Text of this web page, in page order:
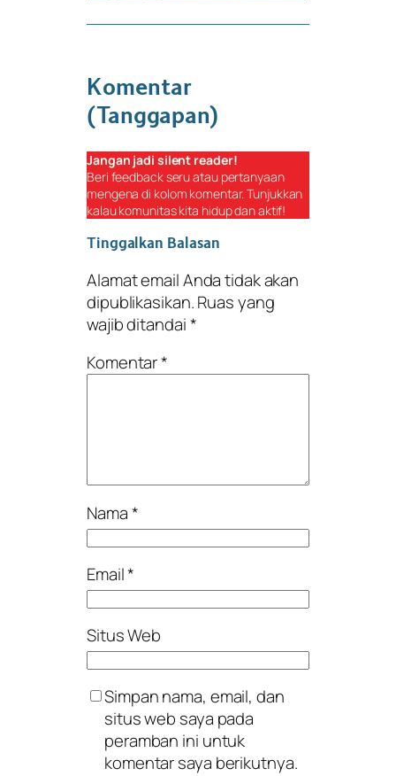
Komentar
(Tanggapan)
Jangan jadi silent reader!
Beri feedbackseru atau pertanyaan
mengena di kolom komentar. Tunjukkan
kalau komunitas kita hidup dan aktif!
Tinggalkan Balasan
Alamat email Anda tidak akan
dipublikasikan.Ruas yang
wajib ditandai*
Komentar*
Nama*
Email*
Situs Web
Simpan nama, email, dan
situs web saya pada
peramban ini untuk
komentar saya berikutnya.